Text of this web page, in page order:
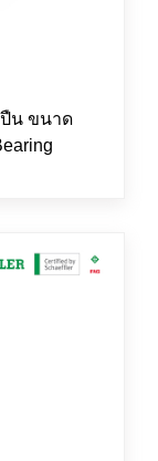
ปืน ขนาด